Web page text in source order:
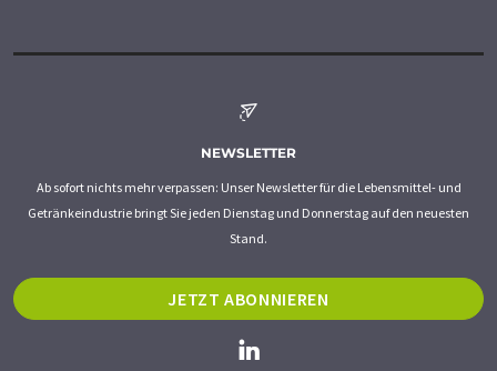
NEWSLETTER
Ab sofort nichts mehr verpassen: Unser Newsletter für die Lebensmittel- und
Getränkeindustrie bringt Sie jeden Dienstag und Donnerstag auf den neuesten
Stand.
JETZT ABONNIEREN